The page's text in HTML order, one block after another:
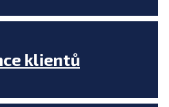
klientů